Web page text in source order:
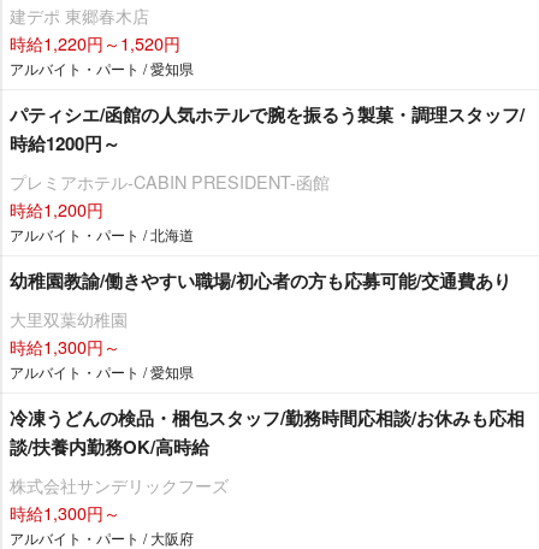
建デポ 東郷春木店
時給1,220円～1,520円
アルバイト・パート / 愛知県
パティシエ/函館の人気ホテルで腕を振るう製菓・調理スタッフ/
時給1200円～
プレミアホテル-CABIN PRESIDENT-函館
時給1,200円
アルバイト・パート / 北海道
幼稚園教諭/働きやすい職場/初心者の方も応募可能/交通費あり
大里双葉幼稚園
時給1,300円～
アルバイト・パート / 愛知県
冷凍うどんの検品・梱包スタッフ/勤務時間応相談/お休みも応相
談/扶養内勤務OK/高時給
株式会社サンデリックフーズ
時給1,300円～
アルバイト・パート / 大阪府